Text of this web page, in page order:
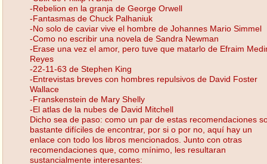
-Rebelion en la granja de George Orwell
-Fantasmas de Chuck Palhaniuk
-No solo de caviar vive el hombre de Johannes Mario Simmel
-Como no escribir una novela de Sandra Newman
-Erase una vez el amor, pero tuve que matarlo de Efraim
Reyes
-22-11-63 de Stephen King
-Entrevistas breves con hombres repulsivos de David Foster
Wallace
-Franskenstein de Mary Shelly
-El atlas de la nubes de David Mitchell
Dicho sea de paso: como un par de estas recomendaciones
bastante difíciles de encontrar, por si o por no, aquí hay un
enlace con todo los libros mencionados. Junto con otras
recomendaciones que, como mínimo, les resultaran
sustancialmente interesantes: